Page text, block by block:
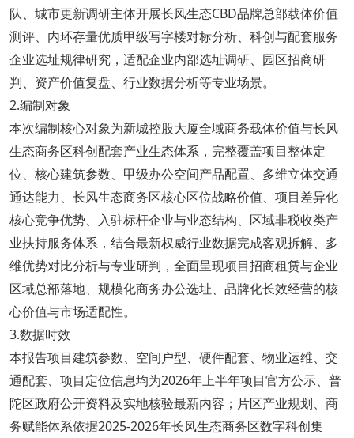
队、城市更新调研主体开展长风生态CBD品牌总部载体价值
测评、内环存量优质甲级写字楼对标分析、科创与配套服务
企业选址规律研究，适配企业内部选址调研、园区招商研
判、资产价值复盘、行业数据分析等专业场景。
2.编制对象
本次编制核心对象为新城控股大厦全域商务载体价值与长风
生态商务区科创配套产业生态体系，完整覆盖项目整体定
位、核心建筑参数、甲级办公空间产品配置、多维立体交通
通达能力、长风生态商务区核心区位战略价值、项目差异化
核心竞争优势、入驻标杆企业与业态结构、区域非税收类产
业扶持服务体系，结合最新权威行业数据完成客观拆解、多
维优势对比分析与专业研判，全面呈现项目招商租赁与企业
区域总部落地、规模化商务办公选址、品牌化长效经营的核
心价值与市场适配性。
3.数据时效
本报告项目建筑参数、空间户型、硬件配套、物业运维、交
通配套、项目定位信息均为2026年上半年项目官方公示、普
陀区政府公开资料及实地核验最新内容；片区产业规划、商
务赋能体系依据2025-2026年长风生态商务区数字科创集